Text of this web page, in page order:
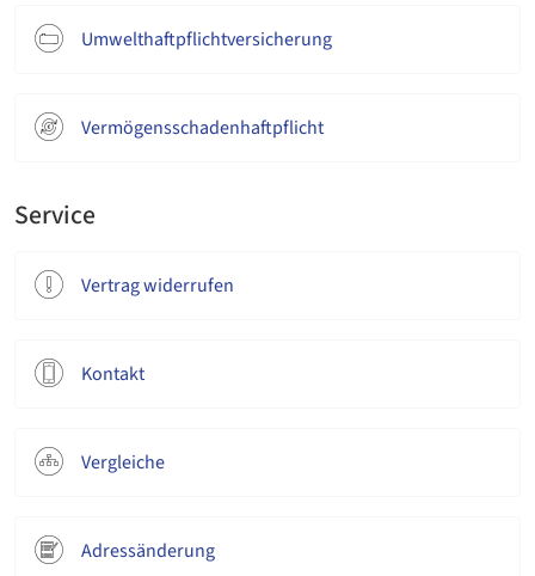
Umwelthaftpflichtversicherung
Vermögensschadenhaftpflicht
Service
Vertrag widerrufen
Kontakt
Vergleiche
Adressänderung